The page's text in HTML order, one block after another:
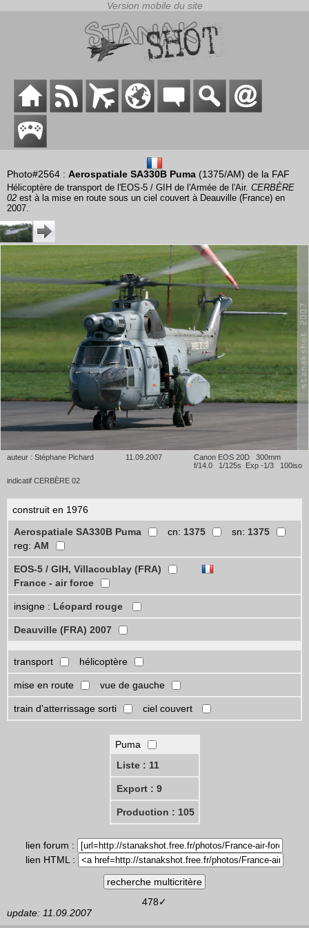
Photo#2564 : Aerospatiale SA330B Puma (1375/AM) de la FAF
Hélicoptère de transport de l'EOS-5 / GIH de l'Armée de l'Air. CERBÈRE
02 est à la mise en route sous un ciel couvert à Deauville (France) en
2007.
auteur : Stéphane Pichard 11.09.2007
Canon EOS 20D 300mm
f/14.0 1/125s Exp -1/3 100iso
indicatif CERBÈRE 02
construit en 1976
Aerospatiale SA330B Puma
cn: 1375 sn: 1375
reg: AM
EOS-5 / GIH, Villacoublay (FRA)
France - air force
insigne : Léopard rouge
Deauville (FRA) 2007
transport hélicoptère
mise en route vue de gauche
train d'atterrissage sorti ciel couvert
Puma
Liste : 11
Export : 9
Production : 105
lien forum :
lien HTML :
478✓
update: 11.09.2007